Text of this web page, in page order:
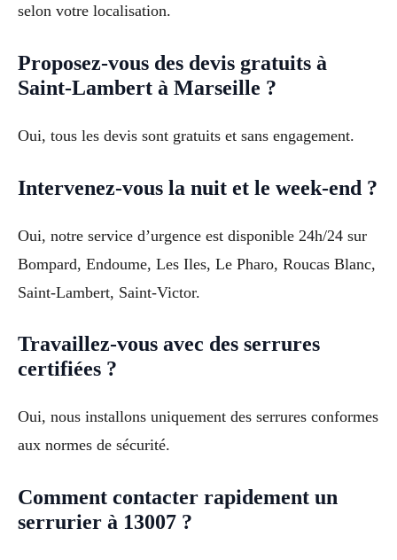
selon votre localisation.
Proposez-vous des devis gratuits à
Saint-Lambert à Marseille ?
Oui, tous les devis sont gratuits et sans engagement.
Intervenez-vous la nuit et le week-end ?
Oui, notre service d’urgence est disponible 24h/24 sur
Bompard, Endoume, Les Iles, Le Pharo, Roucas Blanc,
Saint-Lambert, Saint-Victor.
Travaillez-vous avec des serrures
certifiées ?
Oui, nous installons uniquement des serrures conformes
aux normes de sécurité.
Comment contacter rapidement un
serrurier à 13007 ?